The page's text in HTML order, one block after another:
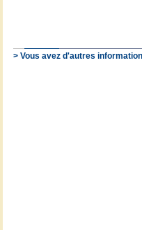
> Vous avez d'autres